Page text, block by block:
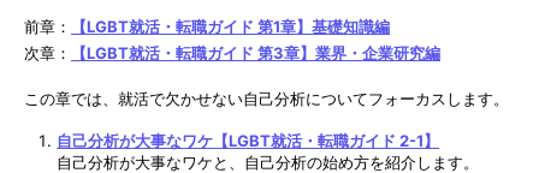
前章：
【LGBT就活・転職ガイド 第1章】基礎知識編
次章：
【LGBT就活・転職ガイド 第3章】業界・企業研究編
この章では、就活で欠かせない自己分析についてフォーカスします。
自己分析が大事なワケ【LGBT就活・転職ガイド 2-1】
自己分析が大事なワケと、自己分析の始め方を紹介します。